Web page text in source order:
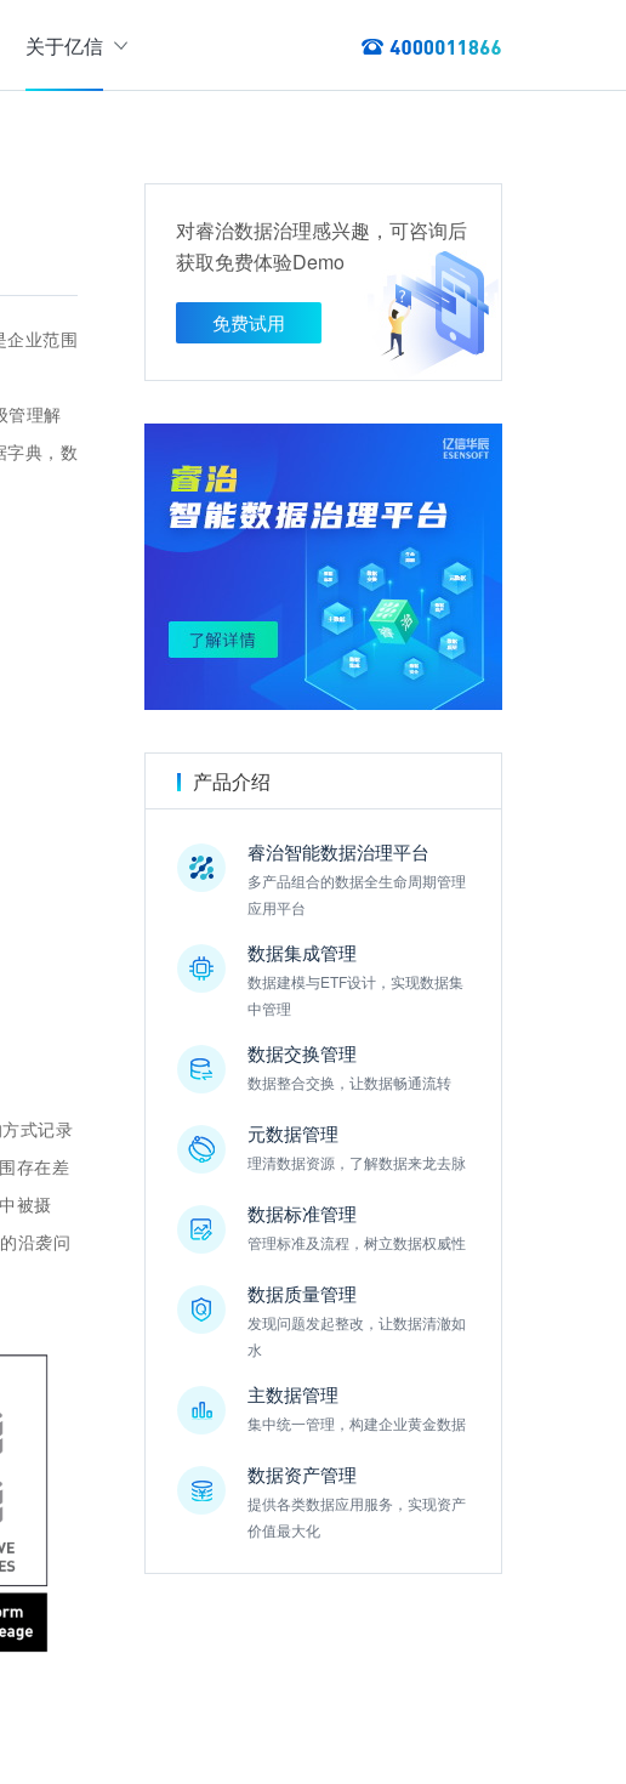
解数据来龙去脉
，让数据清澈如水
数据服务
数据资产管理
提供各类数据应用服务，实现资产价
值最大化
摸清家底，以资产编目盘点数据资产，提供数据服务
设方案
提供指标管理指标分析等服务的指标统一管理平台
、数据ETL建模、数据实时存储、数据分析展现等应用场景于一体
、数据集成、数据交换、数据共享等方面，为企业用户提供云原生仓湖一
关于亿信
企业范围
管理解
字典，数
式记录
存在差
被摄
沿袭问
对睿治数据治理感兴趣，可咨询后
获取免费体验Demo
免费试用
产品介绍
睿治智能数据治理平台
多产品组合的数据全生命周期管理
应用平台
数据集成管理
数据建模与ETF设计，实现数据集
中管理
数据交换管理
数据整合交换，让数据畅通流转
元数据管理
理清数据资源，了解数据来龙去脉
数据标准管理
管理标准及流程，树立数据权威性
数据质量管理
发现问题发起整改，让数据清澈如
水
主数据管理
集中统一管理，构建企业黄金数据
数据资产管理
提供各类数据应用服务，实现资产
价值最大化